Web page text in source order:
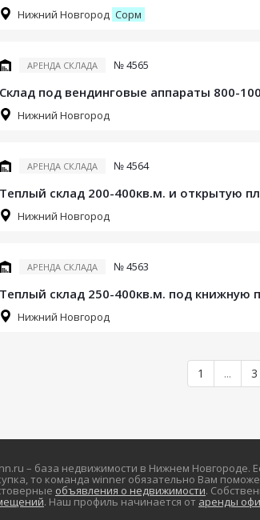
Нижний Новгород Сорм
АРЕНДА СКЛАДА № 4565
Склад под вендинговые аппараты 800-
Нижний Новгород
АРЕНДА СКЛАДА № 4564
Теплый склад 200-400кв.м. и открытую
Нижний Новгород
АРЕНДА СКЛАДА № 4563
Теплый склад 250-400кв.м. под книжную
Нижний Новгород
1 ... 3
– база недвижимости в Нижнем Новгороде.
то команда winner обязательно Вам
объявления о недвижимости.
. Наш профиль начинается от аренды